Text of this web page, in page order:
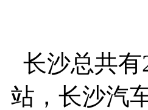
长沙总共
站，长沙汽